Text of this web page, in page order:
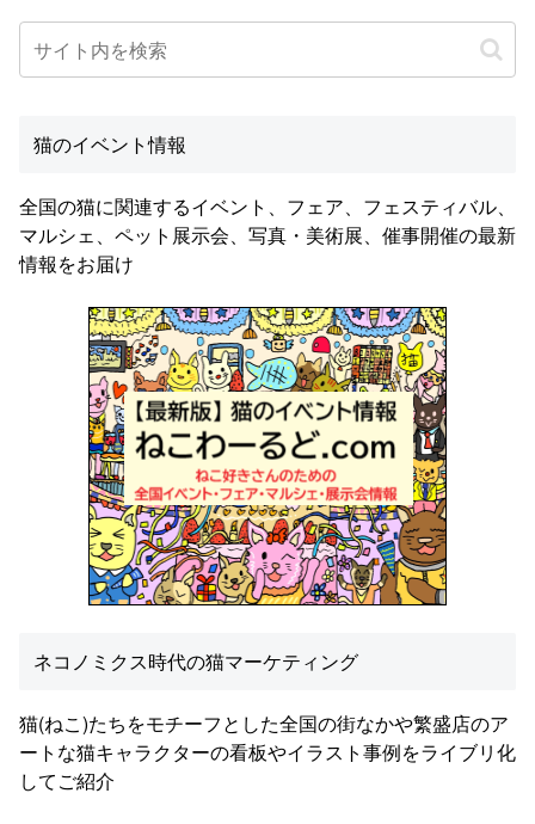
猫のイベント情報
全国の猫に関連するイベント、フェア、フェスティバル、
マルシェ、ペット展示会、写真・美術展、催事開催の最新
情報をお届け
ネコノミクス時代の猫マーケティング
猫(ねこ)たちをモチーフとした全国の街なかや繁盛店のア
ートな猫キャラクターの看板やイラスト事例をライブリ化
してご紹介